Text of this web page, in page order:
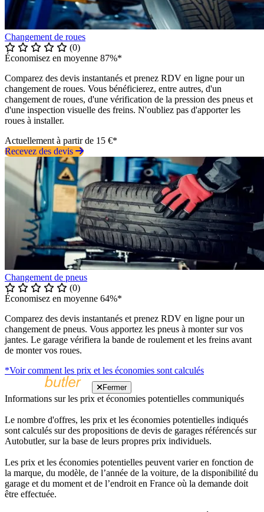
Changement de roues
(0)
Économisez en moyenne 87%*
Comparez des devis instantanés et prenez RDV en ligne pour un
changement de roues. Vous bénéficierez, entre autres, d'un
changement de roues, d'une vérification de la pression des pneus et
d'une inspection visuelle des freins. N'oubliez pas d'apporter les
roues à installer.
Actuellement à partir de 15 €*
Recevez des devis
Changement de pneus
(0)
Économisez en moyenne 64%*
Comparez des devis instantanés et prenez RDV en ligne pour un
changement de pneus. Vous apportez les pneus à monter sur vos
jantes. Le garage vérifiera la bande de roulement et les freins avant
de monter vos roues.
*Voir comment les prix et les économies sont calculés
Fermer
Informations sur les prix et économies potentielles communiqués
Le nombre d'offres, les prix et les économies potentielles indiqués
sont calculés sur des propositions de devis de garages référencés sur
Autobutler, sur la base de leurs propres prix individuels.
Les prix et les économies potentielles peuvent varier en fonction de
la marque, du modèle, de l’année de la voiture, de la disponibilité du
garage et du moment et de l’endroit en France où la demande doit
être effectuée.